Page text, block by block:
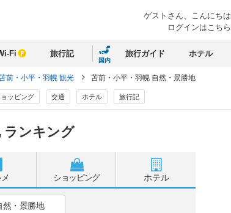
ゲストさん、 こんにちは
ログインはこちら
Fi 旅行記
国内
旅行ガイド ホテル
前・小平・羽幌 観光 苫前・小平・羽幌 自然・景勝地
ョッピング 交通 ホテル 旅行記
ランキング
ショッピング ホテル
然・景勝地